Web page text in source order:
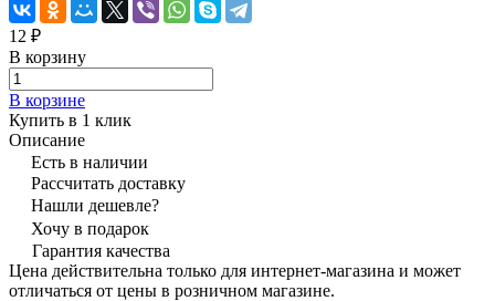
12 ₽
В корзину
В корзине
Купить в 1 клик
Описание
Есть в наличии
Рассчитать доставку
Нашли дешевле?
Хочу в подарок
Гарантия качества
Цена действительна только для интернет-магазина и может
отличаться от цены в розничном магазине.